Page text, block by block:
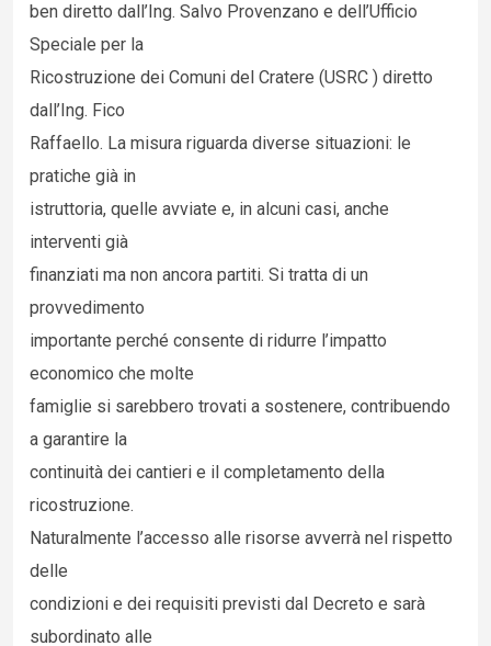
ben diretto dall’Ing. Salvo Provenzano e dell’Ufficio
Speciale per la
Ricostruzione dei Comuni del Cratere (USRC ) diretto
dall’Ing. Fico
Raffaello. La misura riguarda diverse situazioni: le
pratiche già in
istruttoria, quelle avviate e, in alcuni casi, anche
interventi già
finanziati ma non ancora partiti. Si tratta di un
provvedimento
importante perché consente di ridurre l’impatto
economico che molte
famiglie si sarebbero trovati a sostenere, contribuendo
a garantire la
continuità dei cantieri e il completamento della
ricostruzione.
Naturalmente l’accesso alle risorse avverrà nel rispetto
delle
condizioni e dei requisiti previsti dal Decreto e sarà
subordinato alle